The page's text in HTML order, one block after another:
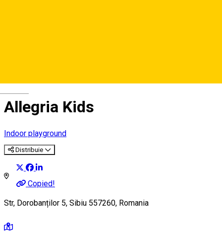
Allegria Kids
Indoor playground
Distribuie
Copied!
Str, Dorobanților 5, Sibiu 557260, Romania